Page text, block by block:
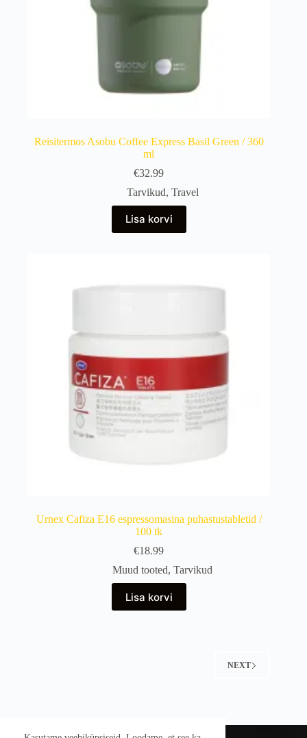
Reisitermos Asobu Coffee Express Basil Green / 360
ml
€32.99
Tarvikud, Travel
Lisa korvi
Urnex Cafiza E16 espressomasina puhastustabletid /
100 tk
€18.99
Muud tooted,Tarvikud
Lisa korvi
NEXT